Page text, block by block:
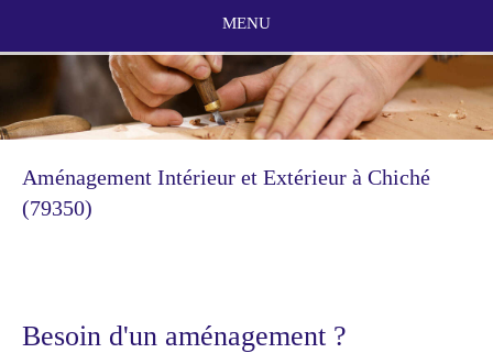
MENU
Aménagement Intérieur et Extérieur à Chiché
(79350)
Besoin d'un aménagement ?